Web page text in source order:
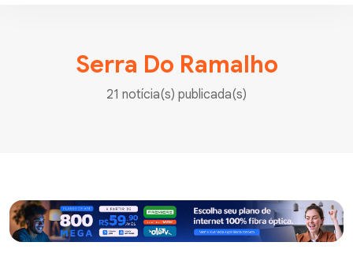
Serra Do Ramalho
21 notícia(s) publicada(s)